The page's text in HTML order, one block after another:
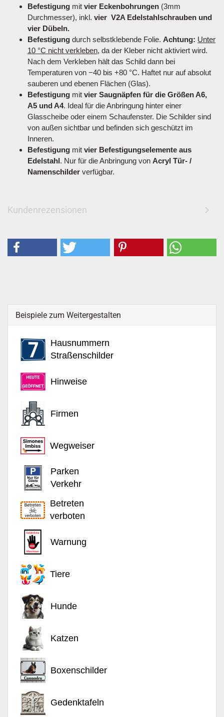
Befestigung mit vier Eckenbohrungen (3mm
Durchmesser), inkl. vier V2A Edelstahlschrauben und
vier Dübeln.
Befestigung durch selbstklebende Folie. Achtung: Unter
10 °C nicht verkleben, da der Kleber nicht aktiviert wird.
Nach dem Verkleben hält das Schild dann bei
Temperaturen von −40 bis +80 °C. Haftet nur auf absolut
sauberen und ebenen Flächen (Glas).
Befestigung mit vier Saugnäpfen für die Größen A6,
A5 und A4. Ideal für die Anbringung hinter einer
Glasscheibe oder einem Schaufenster. Die Schilder sind
von außen sichtbar und befinden sich geschützt im
Inneren.
Befestigung mit vier Befestigungselemente aus
Edelstahl. Nur für die Anbringung von Acryl Tür- /
Namenschilder verfügbar.
Kundenrezensionen
Beispiele zum Weitergestalten
Hausnummern
Straßenschilder
Hinweise
Firmen
Wegweiser
Parken
Verkehr
Betreten
verboten
Warnung
Tiere
Hunde
Katzen
Boxenschilder
Gedenktafeln